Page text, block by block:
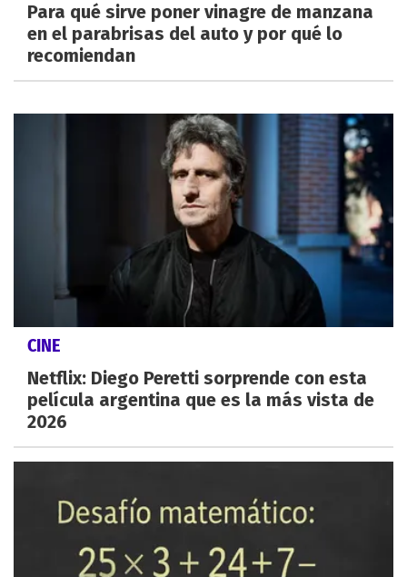
Para qué sirve poner vinagre de manzana
en el parabrisas del auto y por qué lo
recomiendan
CINE
Netflix: Diego Peretti sorprende con esta
película argentina que es la más vista de
2026